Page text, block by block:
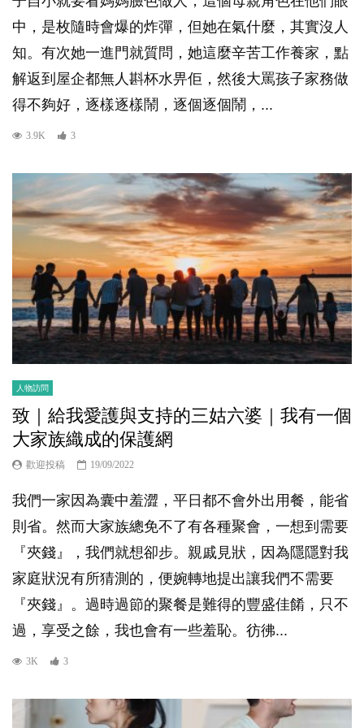
中，是枚隨時會爆的炸彈，但她在氣什麼，其實沒人
知。有次她一進門就質問，她這麼辛苦工作養家，點
解返到屋企都無人斟杯水畀佢，然後大罵孩子家務做
得不夠好，逐樣逐樣鬧，逐個逐個鬧，...
3.9K 3
人物訪問
致｜給我愛護與支持的三姑六婆｜我有一個
大家族織成的保護網
歡迎投稿 19/09/2022
我們一家因為囊中羞澀，平日都不會外出用餐，能省
則省。然而大家族總免不了有各種聚會，一想到需要
『夾錢』，我們就想卻步。親戚見狀，因為隱隱對我
家庭狀況有所猜測的，便婉轉地提出讓我們不需要
『夾錢』。過時過節的聚餐是難得的豐盛佳餚，只不
過，享受之餘，我也會有一些羞恥。彷彿...
3K 3